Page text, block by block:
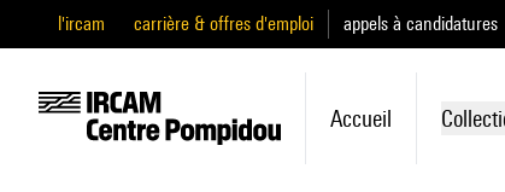
l'ircam carrière & offres d'emploi appels à candidatures
Accueil